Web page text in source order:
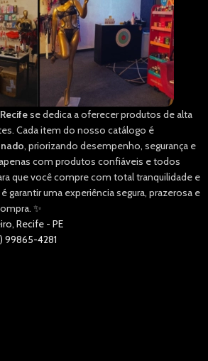
se dedica a oferecer produtos de alta
Cada item do nosso catálogo é
, priorizando desempenho, segurança e
com produtos confiáveis e todos
que você compre com total tranquilidade e
garantir uma experiência segura, prazerosa e
✨
Recife - PE
99865-4281